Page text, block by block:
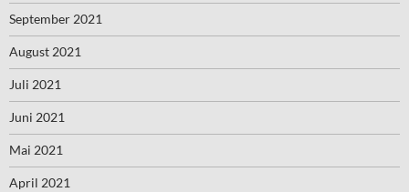
September 2021
August 2021
Juli 2021
Juni 2021
Mai 2021
April 2021